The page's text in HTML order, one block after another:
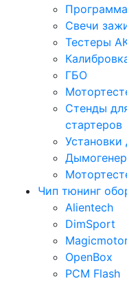
Свечи
Тестеры
ГБО
Стенды
стартеров
Установки
Чип тюнинг
Alientech
DimSport
OpenBox
PCM Flash